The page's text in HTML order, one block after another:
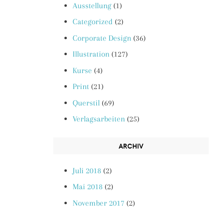
Ausstellung (1)
Categorized (2)
Corporate Design (36)
Illustration (127)
Kurse (4)
Print (21)
Querstil (69)
Verlagsarbeiten (25)
ARCHIV
Juli 2018 (2)
Mai 2018 (2)
November 2017 (2)